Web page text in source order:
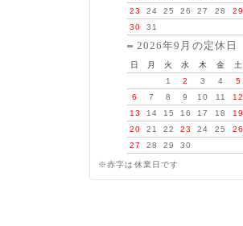
23
24 25 26 27 28
29
30
31
2026年9月の定休日
日 月 火 水 木 金
土
1
2 3 4
5
6
7 8 9 10 11
12
13
14 15 16 17 18
19
20
21 22 23 24 25
26
27
28 29 30
※赤字は休業日です